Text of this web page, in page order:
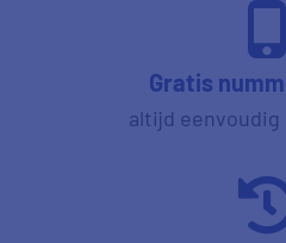
Gratis
altijd eenvoudig